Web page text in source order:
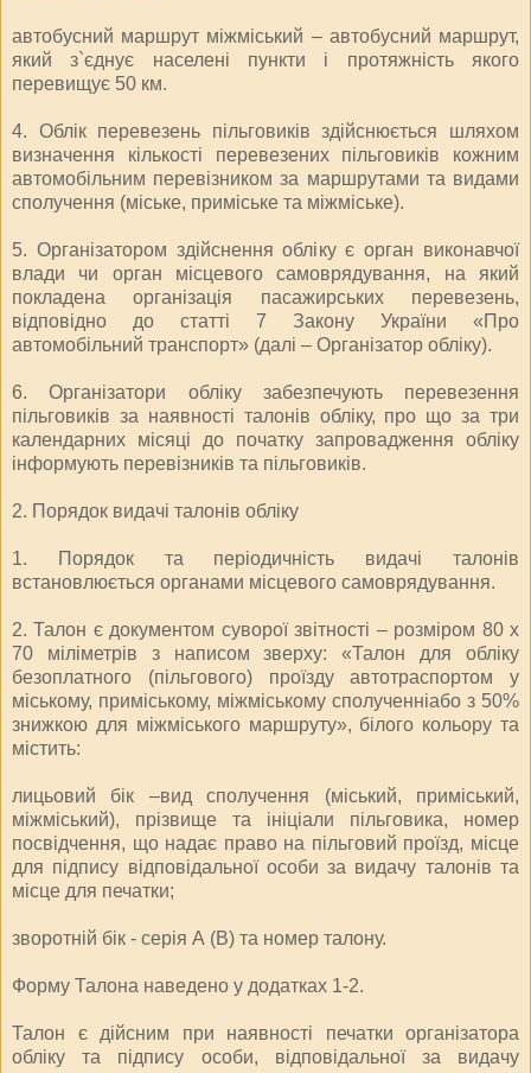
автобусний маршрут міжміський – автобусний маршрут,
який з`єднує населені пункти і протяжність якого
перевищує 50 км.
4. Облік перевезень пільговиків здійснюється шляхом
визначення кількості перевезених пільговиків кожним
автомобільним перевізником за маршрутами та видами
сполучення (міське, приміське та міжміське).
5. Організатором здійснення обліку є орган виконавчої
влади чи орган місцевого самоврядування, на який
покладена організація пасажирських перевезень,
відповідно до статті 7 Закону України «Про
автомобільний транспорт» (далі – Організатор обліку).
6. Організатори обліку забезпечують перевезення
пільговиків за наявності талонів обліку, про що за три
календарних місяці до початку запровадження обліку
інформують перевізників та пільговиків.
2. Порядок видачі талонів обліку
1. Порядок та періодичність видачі талонів
встановлюється органами місцевого самоврядування.
2. Талон є документом суворої звітності – розміром 80 х
70 міліметрів з написом зверху: «Талон для обліку
безоплатного (пільгового) проїзду автотраспортом у
міському, приміському, міжміському сполученніабо з 50%
знижкою для міжміського маршруту», білого кольору та
містить:
лицьовий бік –вид сполучення (міський, приміський,
міжміський), прізвище та ініціали пільговика, номер
посвідчення, що надає право на пільговий проїзд, місце
для підпису відповідальної особи за видачу талонів та
місце для печатки;
зворотній бік - серія А (В) та номер талону.
Форму Талона наведено у додатках 1-2.
Талон є дійсним при наявності печатки організатора
обліку та підпису особи, відповідальної за видачу